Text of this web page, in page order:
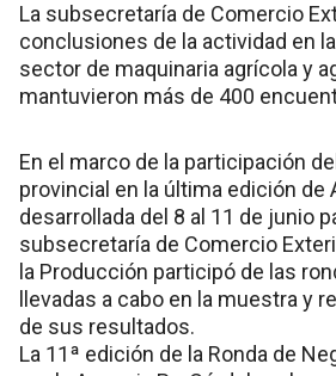
La subsecretaría de Comercio
conclusiones de la actividad en
sector de maquinaria agrícola y
mantuvieron más de 400
En el marco de la participación
provincial en la última edición de
desarrollada del 8 al 11 de junio
subsecretaría de Comercio
la Producción participó de las
llevadas a cabo en la muestra y
de sus resultados.
La 11ª edición de la Ronda de